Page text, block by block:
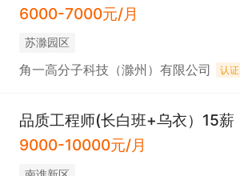
6000-7000元/月
苏滁园区
角一高分子科技（滁州）有限公司 认证
品质工程师(长白班+乌衣）15薪
9000-10000元/月